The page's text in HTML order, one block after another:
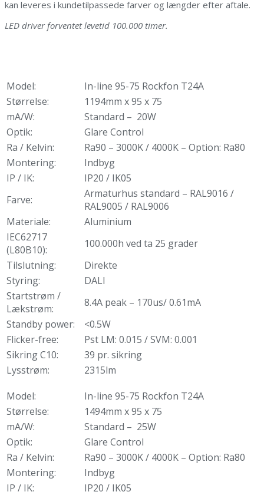
kan leveres i kundetilpassede farver og længder efter aftale.
LED driver forventet levetid 100.000 timer.
Model:
In-line 95-75 Rockfon T24A
Størrelse:
1194mm x 95 x 75
mA/W:
Standard – 20W
Optik:
Glare Control
Ra / Kelvin:
Ra90 – 3000K / 4000K – Option: Ra80
Montering:
Indbyg
IP / IK:
IP20 / IK05
Farve:
Armaturhus standard – RAL9016 /
RAL9005 / RAL9006
Materiale:
Aluminium
IEC62717
(L80B10):
100.000h ved ta 25 grader
Tilslutning:
Direkte
Styring:
DALI
Startstrøm /
Lækstrøm:
8.4A peak – 170us/ 0.61mA
Standby power:
<0.5W
Flicker-free:
Pst LM: 0.015 / SVM: 0.001
Sikring C10:
39 pr. sikring
Lysstrøm:
2315lm
Model:
In-line 95-75 Rockfon T24A
Størrelse:
1494mm x 95 x 75
mA/W:
Standard – 25W
Optik:
Glare Control
Ra / Kelvin:
Ra90 – 3000K / 4000K – Option: Ra80
Montering:
Indbyg
IP / IK:
IP20 / IK05